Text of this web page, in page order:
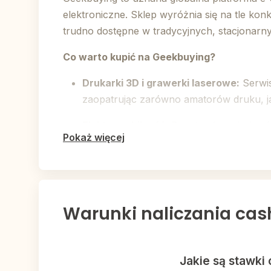
elektroniczne. Sklep wyróżnia się na tle
trudno dostępne w tradycyjnych,
Co warto kupić na Geekbuying?
Drukarki 3D i grawerki laserowe:
zaopatrując zarówno amatorów druku,
alternatywę dla miejskiego transportu.
Smart Home i sprzątanie:
Rozrywka:TV Boxy, projektory,
problemem przy standardowych zakupach
Pokaż więcej
Warunki naliczania
Jakie są stawki